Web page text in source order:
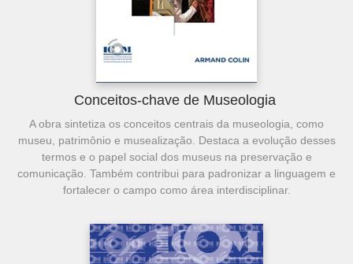
Conceitos-chave de Museologia
A obra sintetiza os conceitos centrais da museologia, como
museu, patrimônio e musealização. Destaca a evolução desses
termos e o papel social dos museus na preservação e
comunicação. Também contribui para padronizar a linguagem e
fortalecer o campo como área interdisciplinar.